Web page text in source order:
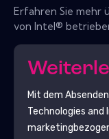
Erfahren Sie mehr
von Intel®
Mit dem
Technologies and